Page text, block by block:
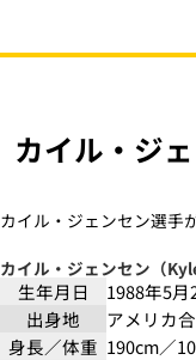
カイル・ジ
カイル・ジェンセン選手
カイル・ジェンセン（
生年月日
1988年5月
出身地
アメリカ
身長／体重 190cm／